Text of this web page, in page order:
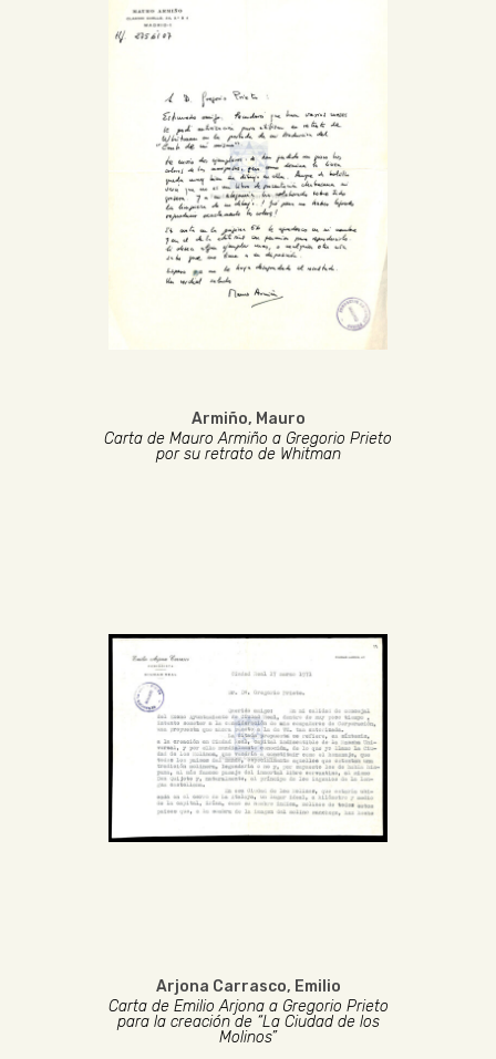
Armiño, Mauro
Carta de Mauro Armiño a Gregorio Prieto
por su retrato de Whitman
Arjona Carrasco, Emilio
Carta de Emilio Arjona a Gregorio Prieto
para la creación de “La Ciudad de los
Molinos”